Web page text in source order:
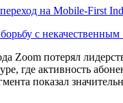
на Mobile-First
с
Zoom потерял
где активность
показал